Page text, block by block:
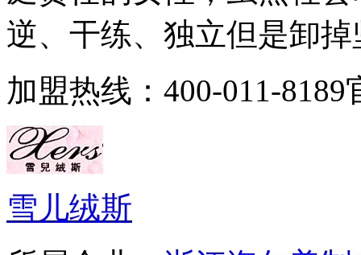
逆、干练、独立但是卸
加盟热线：400-011-8189
雪儿绒斯